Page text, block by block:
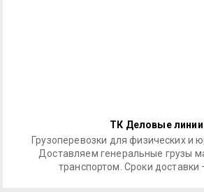
ТК Деловые линии
Грузоперевозки для физических и
Доставляем генеральные грузы
транспортом. Сроки доставки